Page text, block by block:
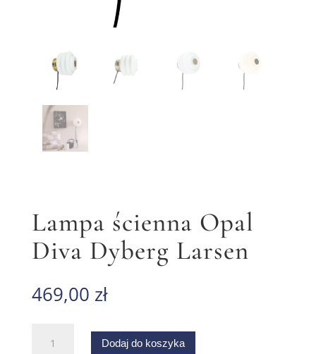
Lampa ścienna Opal
Diva Dyberg Larsen
469,00 zł
Lampa
Dodaj do koszyka